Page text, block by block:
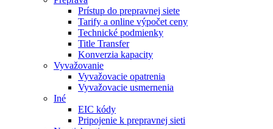
Prístup do prepravnej siete
Tarify a online výpočet ceny
Technické podmienky
Title Transfer
Konverzia kapacity
Vyvažovanie
Vyvažovacie opatrenia
Vyvažovacie usmernenia
Iné
EIC kódy
Pripojenie k prepravnej sieti